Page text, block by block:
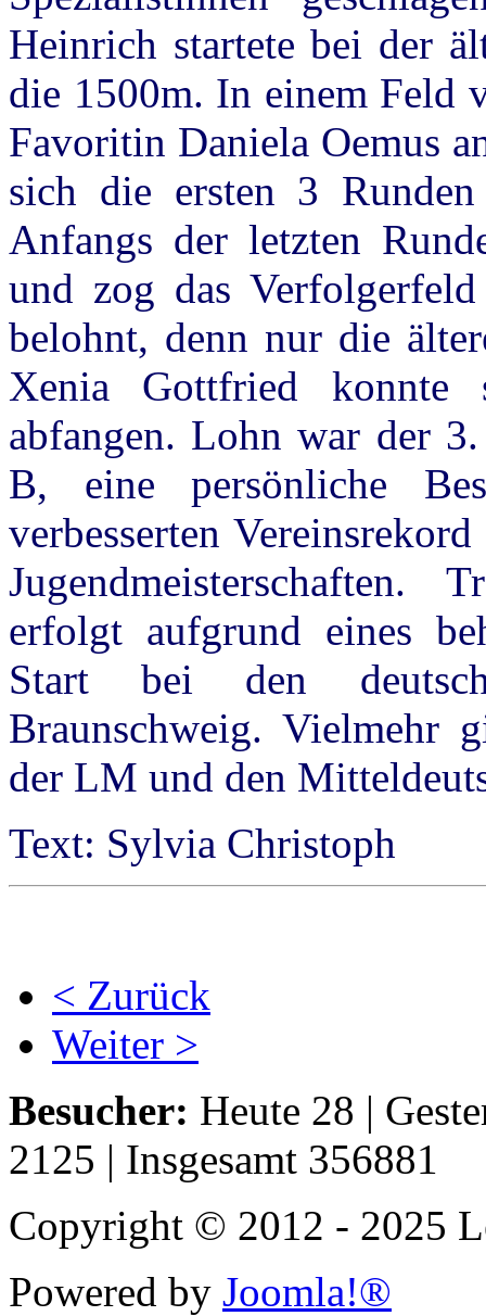
Heinrich startete bei der
die 1500m. In einem Feld
Favoritin Daniela Oemus
sich die ersten 3
Anfangs der letzten
und zog das
belohnt, denn nur die
Xenia Gottfried konnte
abfangen. Lohn war der
B, eine persönliche
verbesserten
erfolgt aufgrund eines
Start bei den
Braunschweig. Vielmehr
der LM und den
Text: Sylvia Christoph
< Zurück
Weiter >
Besucher: Heute 28 |
2125 | Insgesamt 356881
Copyright © 2012 - 2025
Powered by Joomla!®